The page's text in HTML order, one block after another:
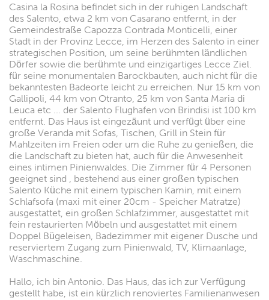
Casina la Rosina befindet sich in der ruhigen Landschaft
des Salento, etwa 2 km von Casarano entfernt, in der
Gemeindestraße Capozza Contrada Monticelli, einer
Stadt in der Provinz Lecce, im Herzen des Salento in einer
strategischen Position, um seine berühmten ländlichen
Dörfer sowie die berühmte und einzigartiges Lecce Ziel.
für seine monumentalen Barockbauten, auch nicht für die
bekanntesten Badeorte leicht zu erreichen. Nur 15 km von
Gallipoli, 44 km von Otranto, 25 km von Santa Maria di
Leuca etc ... der Salento Flughafen von Brindisi ist 100 km
entfernt. Das Haus ist eingezäunt und verfügt über eine
große Veranda mit Sofas, Tischen, Grill in Stein für
Mahlzeiten im Freien oder um die Ruhe zu genießen, die
die Landschaft zu bieten hat, auch für die Anwesenheit
eines intimen Pinienwaldes. Die Zimmer für 4 Personen
geeignet sind , bestehend aus einer großen typischen
Salento Küche mit einem typischen Kamin, mit einem
Schlafsofa (maxi mit einer 20cm - Speicher Matratze)
ausgestattet, ein großen Schlafzimmer, ausgestattet mit
fein restaurierten Möbeln und ausgestattet mit einem
Doppel Bügeleisen, Badezimmer mit eigener Dusche und
reserviertem Zugang zum Pinienwald, TV, Klimaanlage,
Waschmaschine.
Hallo, ich bin Antonio. Das Haus, das ich zur Verfügung
gestellt habe, ist ein kürzlich renoviertes Familienanwesen